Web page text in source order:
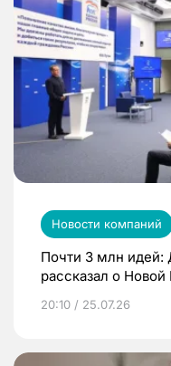
Новости компаний
Почти 3 млн
рассказал о
20:10 / 25.07.26